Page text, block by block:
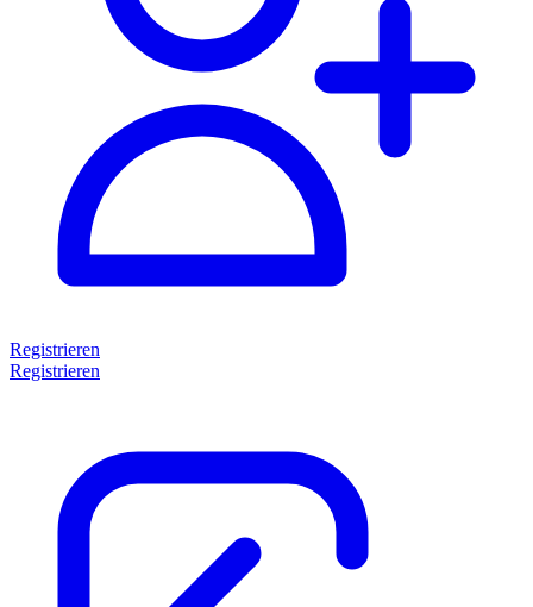
Registrieren
Registrieren